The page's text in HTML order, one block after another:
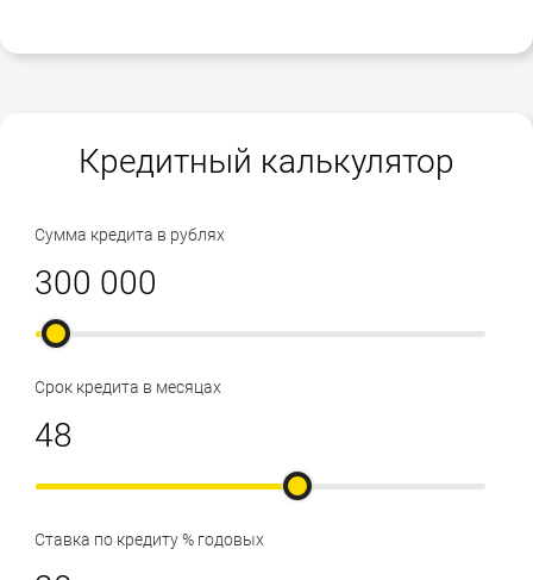
Кредитный калькулятор
Сумма кредита в рублях
Срок кредита в месяцах
Ставка по кредиту % годовых